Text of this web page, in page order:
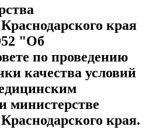
края
"Об
по проведению
качества условий
министерстве
края.